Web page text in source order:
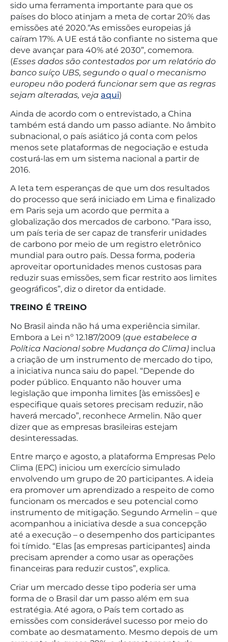
sido uma ferramenta importante para que os
países do bloco atinjam a meta de cortar 20% das
emissões até 2020.“As emissões europeias já
caíram 17%. A UE está tão confiante no sistema que
deve avançar para 40% até 2030”, comemora.
(Esses dados são contestados por um relatório do
banco suíço UBS, segundo o qual o mecanismo
europeu não poderá funcionar sem que as regras
sejam alteradas, veja aqui)
Ainda de acordo com o entrevistado, a China
também está dando um passo adiante. No âmbito
subnacional, o país asiático já conta com pelos
menos sete plataformas de negociação e estuda
costurá-las em um sistema nacional a partir de
2016.
A Ieta tem esperanças de que um dos resultados
do processo que será iniciado em Lima e finalizado
em Paris seja um acordo que permita a
globalização dos mercados de carbono. “Para isso,
um país teria de ser capaz de transferir unidades
de carbono por meio de um registro eletrônico
mundial para outro país. Dessa forma, poderia
aproveitar oportunidades menos custosas para
reduzir suas emissões, sem ficar restrito aos limites
geográficos”, diz o diretor da entidade.
TREINO É TREINO
No Brasil ainda não há uma experiência similar.
Embora a Lei nº 12.187/2009 (que estabelece a
Política Nacional sobre Mudança do Clima) inclua
a criação de um instrumento de mercado do tipo,
a iniciativa nunca saiu do papel. “Depende do
poder público. Enquanto não houver uma
legislação que imponha limites [às emissões] e
especifique quais setores precisam reduzir, não
haverá mercado”, reconhece Armelin. Não quer
dizer que as empresas brasileiras estejam
desinteressadas.
Entre março e agosto, a plataforma Empresas Pelo
Clima (EPC) iniciou um exercício simulado
envolvendo um grupo de 20 participantes. A ideia
era promover um aprendizado a respeito de como
funcionam os mercados e seu potencial como
instrumento de mitigação. Segundo Armelin – que
acompanhou a iniciativa desde a sua concepção
até a execução – o desempenho dos participantes
foi tímido. “Elas [as empresas participantes] ainda
precisam aprender a como usar as operações
financeiras para reduzir custos”, explica.
Criar um mercado desse tipo poderia ser uma
forma de o Brasil dar um passo além em sua
estratégia. Até agora, o País tem cortado as
emissões com considerável sucesso por meio do
combate ao desmatamento. Mesmo depois de um